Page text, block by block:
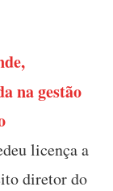
na gestão
licença a
diretor do